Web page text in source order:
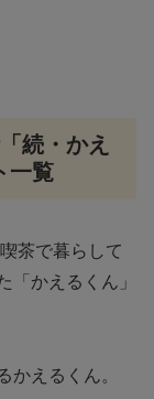
続・かえ
一覧
茶で暮らして
「かえるくん」
かえるくん。